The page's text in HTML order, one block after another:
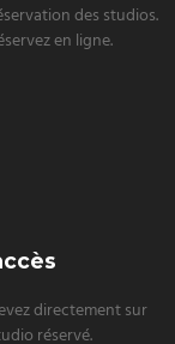
des studios.
en ligne.
directement sur
réservé.